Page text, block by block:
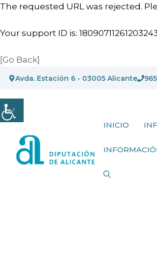
The requested URL was rejected.
Your support ID is:
[Go Back]
Saltar
contenido
Avda. Estación 6 - 03005 Alicante
INICIO